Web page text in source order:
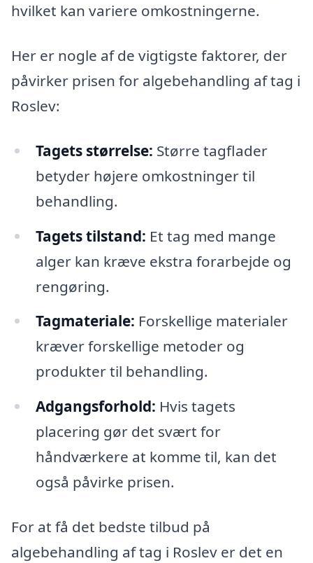
hvilket kan variere omkostningerne.
Her er nogle af de vigtigste faktorer, der
påvirker prisen for algebehandling af tag i
Roslev:
Tagets størrelse: Større tagflader
betyder højere omkostninger til
behandling.
Tagets tilstand: Et tag med mange
alger kan kræve ekstra forarbejde og
rengøring.
Tagmateriale: Forskellige materialer
kræver forskellige metoder og
produkter til behandling.
Adgangsforhold: Hvis tagets
placering gør det svært for
håndværkere at komme til, kan det
også påvirke prisen.
For at få det bedste tilbud på
algebehandling af tag i Roslev er det en